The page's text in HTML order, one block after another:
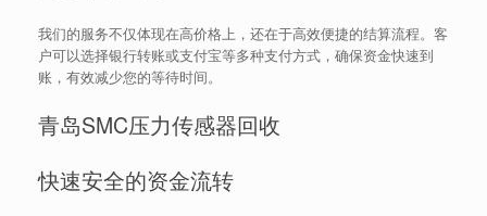
我们的服务不仅体现在高价格上，还在于高效便捷的结算流程。客
户可以选择银行转账或支付宝等多种支付方式，确保资金快速到
账，有效减少您的等待时间。
青岛SMC压力传感器回收
快速安全的资金流转